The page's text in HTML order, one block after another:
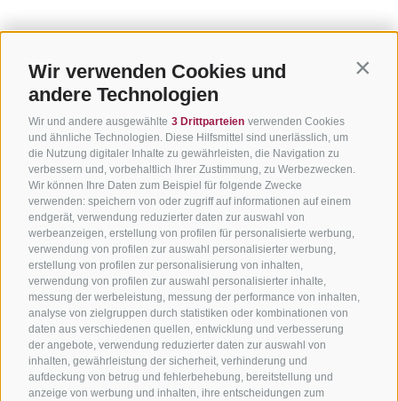
Wir verwenden Cookies und
andere Technologien
Wir und andere ausgewählte 3 Drittparteien verwenden Cookies
und ähnliche Technologien. Diese Hilfsmittel sind unerlässlich, um
die Nutzung digitaler Inhalte zu gewährleisten, die Navigation zu
verbessern und, vorbehaltlich Ihrer Zustimmung, zu Werbezwecken.
Wir können Ihre Daten zum Beispiel für folgende Zwecke
verwenden: speichern von oder zugriff auf informationen auf einem
endgerät, verwendung reduzierter daten zur auswahl von
werbeanzeigen, erstellung von profilen für personalisierte werbung,
verwendung von profilen zur auswahl personalisierter werbung,
erstellung von profilen zur personalisierung von inhalten,
verwendung von profilen zur auswahl personalisierter inhalte,
messung der werbeleistung, messung der performance von inhalten,
analyse von zielgruppen durch statistiken oder kombinationen von
daten aus verschiedenen quellen, entwicklung und verbesserung
der angebote, verwendung reduzierter daten zur auswahl von
inhalten, gewährleistung der sicherheit, verhinderung und
aufdeckung von betrug und fehlerbehebung, bereitstellung und
anzeige von werbung und inhalten, ihre entscheidungen zum